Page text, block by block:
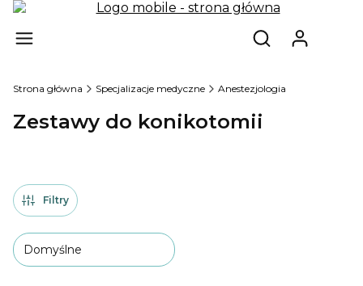
Otwórz
Strona główna Specjalizacje medyczne Anestezjologia
Zestawy do konikotomii
Filtry
Domyślne